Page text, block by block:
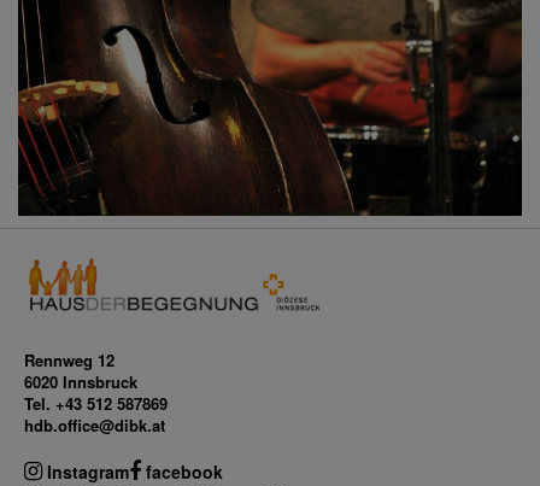
Rennweg 12
6020 Innsbruck
Tel. +43 512 587869
hdb.office@dibk.at
Instagram facebook